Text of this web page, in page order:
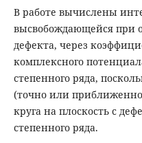
В работе вычислены
высвобождающейся при
дефекта, через
комплексного
степенного ряда,
(точно или
круга на плоскость с
степенного ряда.